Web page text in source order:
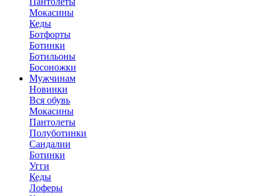
Мокасины
Кеды
Ботфорты
Ботинки
Ботильоны
Босоножки
Мужчинам
Новинки
Вся обувь
Мокасины
Пантолеты
Полуботинки
Сандалии
Ботинки
Угги
Кеды
Лоферы